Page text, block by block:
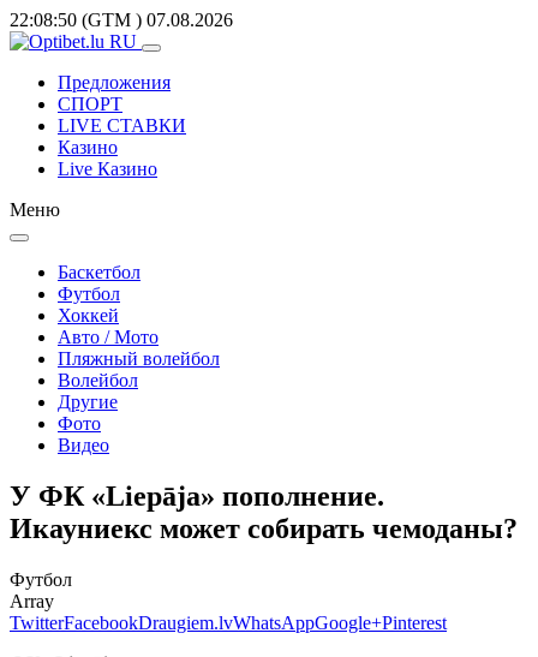
22:08:50 (GTM ) 07.08.2026
Предложения
СПОРТ
LIVE СТАВКИ
Казино
Live Казино
Меню
Баскетбол
Футбол
Хоккей
Авто / Мото
Пляжный волейбол
Волейбол
Другие
Фото
Видео
У ФК «Liepāja» пополнение.
Икауниекс может собирать чемоданы?
Футбол
Array
TwitterFacebookDraugiem.lvWhatsAppGoogle+Pinterest